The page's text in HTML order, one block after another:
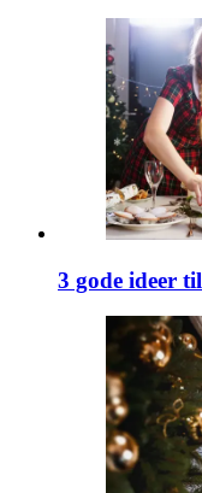
3 gode ideer